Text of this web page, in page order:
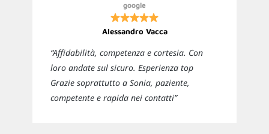
google
Alessandro Vacca
“Affidabilità, competenza e cortesia. Con
loro andate sul sicuro. Esperienza top
Grazie soprattutto a Sonia, paziente,
competente e rapida nei contatti”